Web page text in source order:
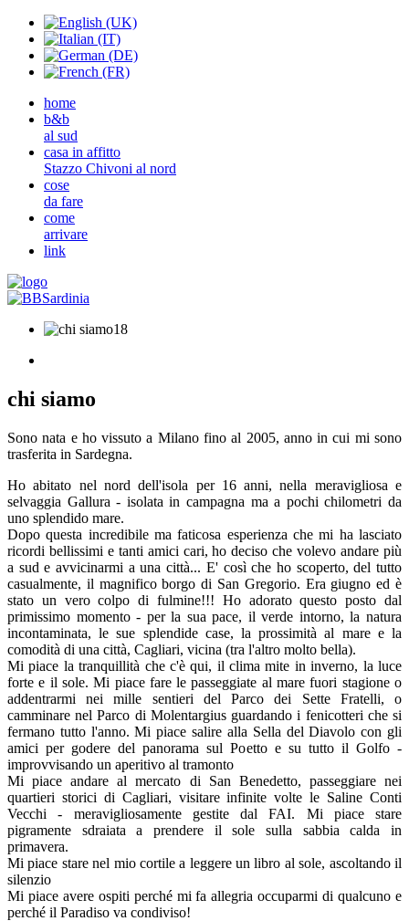
home
b&b
al sud
casa in affitto
Stazzo Chivoni al nord
cose
da fare
come
arrivare
link
chi siamo
Sono nata e ho vissuto a Milano fino al 2005, anno in cui mi sono
trasferita in Sardegna.
Ho abitato nel nord dell'isola per 16 anni, nella meravigliosa e
selvaggia Gallura - isolata in campagna ma a pochi chilometri da
uno splendido mare.
Dopo questa incredibile ma faticosa esperienza che mi ha lasciato
ricordi bellissimi e tanti amici cari, ho deciso che volevo andare più
a sud e avvicinarmi a una città... E' così che ho scoperto, del tutto
casualmente, il magnifico borgo di San Gregorio. Era giugno ed è
stato un vero colpo di fulmine!!! Ho adorato questo posto dal
primissimo momento - per la sua pace, il verde intorno, la natura
incontaminata, le sue splendide case, la prossimità al mare e la
comodità di una città, Cagliari, vicina (tra l'altro molto bella).
Mi piace la tranquillità che c'è qui, il clima mite in inverno, la luce
forte e il sole. Mi piace fare le passeggiate al mare fuori stagione o
addentrarmi nei mille sentieri del Parco dei Sette Fratelli, o
camminare nel Parco di Molentargius guardando i fenicotteri che si
fermano tutto l'anno. Mi piace salire alla Sella del Diavolo con gli
amici per godere del panorama sul Poetto e su tutto il Golfo -
improvvisando un aperitivo al tramonto
Mi piace andare al mercato di San Benedetto, passeggiare nei
quartieri storici di Cagliari, visitare infinite volte le Saline Conti
Vecchi - meravigliosamente gestite dal FAI. Mi piace stare
pigramente sdraiata a prendere il sole sulla sabbia calda in
primavera.
Mi piace stare nel mio cortile a leggere un libro al sole, ascoltando il
silenzio
Mi piace avere ospiti perché mi fa allegria occuparmi di qualcuno e
perché il Paradiso va condiviso!